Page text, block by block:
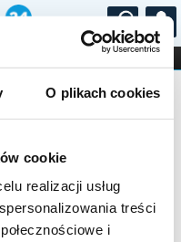
O plikach cookies
cookie
realizacji usług
treści
i
...
STAND-UP
na wydarzenie